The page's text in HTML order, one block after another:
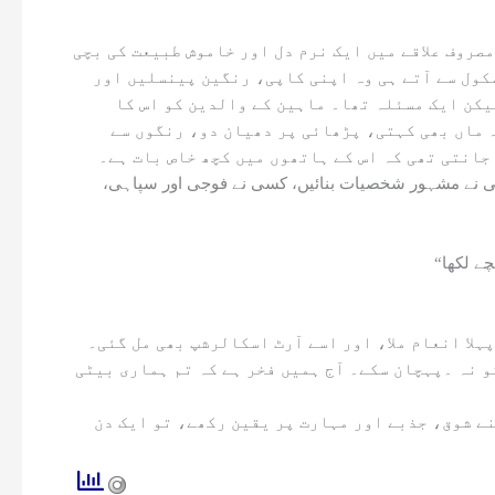
علاقے میں ایک نرم دل اور خاموش طبیعت کی بچی
سے آتے ہی وہ اپنی کاپی، رنگین پینسلیں اور
ایک مسئلہ تھا۔ ماہین کے والدین کو اس کا
ماں بھی کہتی، پڑھائی پر دھیان دو، رنگوں سے
تھی کہ اس کے ہاتھوں میں کچھ خاص بات ہے۔
نے مشہور شخصیات بنائیں، کسی نے فوجی اور سپاہی،
انعام ملا، اور اسے آرٹ اسکالرشپ بھی مل گئی۔
نہ ۔پہچان سکے۔ آج ہمیں فخر ہے کہ تم ہماری بیٹی
شوق، جذبے اور مہارت پر یقین رکھے، تو ایک دن